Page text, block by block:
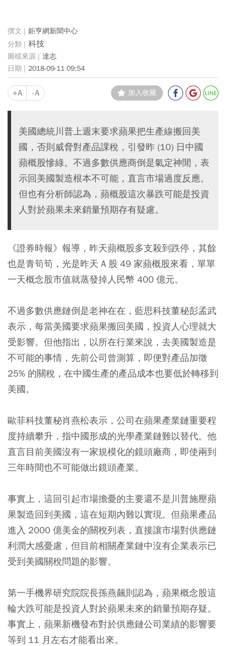
鉅亨網新聞中心
科技
達志
2018-09-11 09:54
+A -A 加入收藏
美國總統川普上週末要求蘋果把生產線搬回美
國，否則威脅對產品課稅，引發昨 (10) 日中國
蘋概股慘綠。不過多數供應商倒是氣定神閒，表
示回美國製造根本不可能，直言市場過度反應。
但也有分析師認為，蘋概股這次暴跌可能是投資
人對於蘋果未來銷量預期存有疑慮。
《證券時報》報導，昨天蘋概股多支殺到跌停，其餘
也是青筍筍，光是昨天 A 股 49 家蘋概股來看，單單
一天概念股市值就蒸發掉人民幣 400 億元。
不過多數供應鏈倒是老神在在，藍思科技董秘彭孟武
表示，每當美國要求蘋果搬回美國，投資人心理就大
受影響。但他指出，以所在行業來說，去美國製造是
不可能的事情，先前公司曾測算，即便對產品加徵
25% 的關稅，在中國生產的產品成本也要低於轉移到
美國。
歐菲科技董秘肖燕松表示，公司在蘋果產業鏈重要程
度持續攀升，指中國形成的光學產業鏈難以替代。他
直言目前美國沒有一家規模化的鏡頭廠商，即使兩到
三年時間也不可能做出鏡頭產業。
事實上，這回引起市場擔憂的主要還不是川普施壓蘋
果製造回到美國，這在短期內難以實現。但蘋果產品
進入 2000 億美金的關稅列表，直接讓市場對供應鏈
利潤大感憂慮，但目前相關產業鏈中沒有企業表示已
受到美國關稅問題的影響。
第一手機界研究院院長孫燕飆則認為，蘋果概念股這
輪大跌可能是投資人對於蘋果未來的銷量預期存疑。
事實上，蘋果新機發布對於供應鏈公司業績的影響要
等到 11 月左右才能看出來。